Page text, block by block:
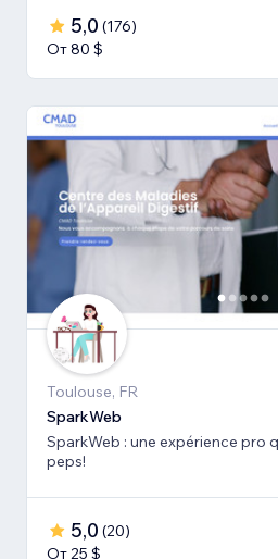
5,0 (176)
От 80 $
Toulouse, FR
SparkWeb
SparkWeb : une expérience pro
peps!
5,0 (20)
От 25 $